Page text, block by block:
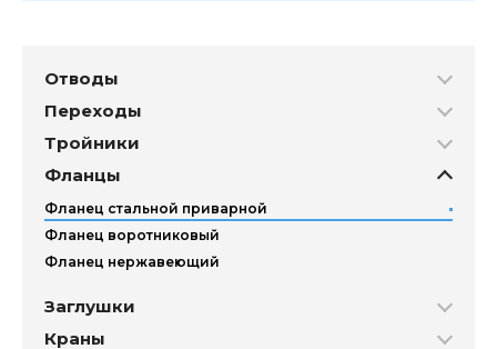
Отводы
Переходы
Тройники
Фланцы
Фланец стальной приварной
Фланец воротниковый
Фланец нержавеющий
Заглушки
Краны